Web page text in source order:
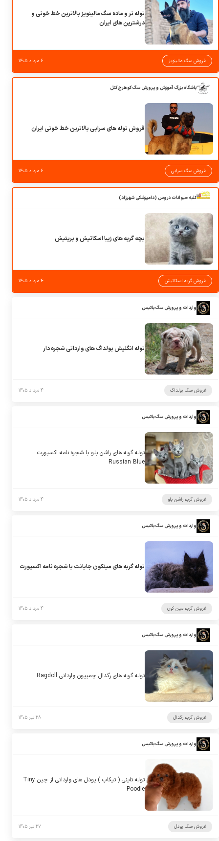
توله نر و ماده سگ مالینویز بالاترین خط خونی و
درشترین های ایران
فروش سگ مالینویز ۶ مرداد ۱۴۰۵
باشگاه بزرگ آموزش و پرورش سگ کوهرج کنل
فروش توله های سرابی بالاترین خط خونی ایران
فروش سگ سرابی ۶ مرداد ۱۴۰۵
کلبه حیوانات دروس (دامپزشکی شهرزاد)
بچه گربه های زیبا اسکاتیش و بریتیش
فروش گربه اسکاتیش ۴ مرداد ۱۴۰۵
واردات و پرورش سگ باتیس
توله انگلیش بولداگ های وارداتی شجره دار
فروش سگ بولداگ ۴ مرداد ۱۴۰۵
واردات و پرورش سگ باتیس
توله گربه های راشن بلو با شجره نامه اکسپورت
Russian Blue
فروش گربه راشن بلو ۴ مرداد ۱۴۰۵
واردات و پرورش سگ باتیس
توله گربه های مینکون جایانت با شجره نامه اکسپورت
فروش گربه مین کون ۴ مرداد ۱۴۰۵
واردات و پرورش سگ باتیس
توله گربه های رگدال چمپیون وارداتی Ragdoll
فروش گربه رگدال ۲۸ تیر ۱۴۰۵
واردات و پرورش سگ باتیس
توله تاینی ( تیکاپ ) پودل های وارداتی از چین Tiny
Poodle
فروش سگ پودل ۲۷ تیر ۱۴۰۵